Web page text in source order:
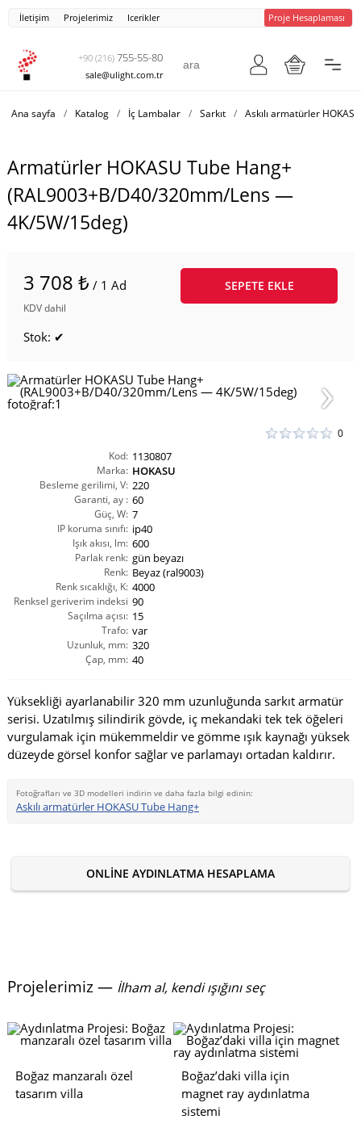
İletişim Projelerimiz Icerikler Proje Hesaplaması
+90 (216) 755-55-80
sale@ulight.com.tr
Ana sayfa / Katalog / İç Lambalar / Sarkıt / Askılı armatürler
Armatürler HOKASU Tube Hang+
(RAL9003+B/D40/320mm/Lens —
4K/5W/15deg)
3 708 ₺ / 1 Ad
KDV dahil
SEPETE EKLE
Stok: ✔
0
Kod: 1130807
Marka: HOKASU
Besleme gerilimi, V: 220
Garanti, ay : 60
Güç, W: 7
IP koruma sınıfı: ip40
Işık akısı, lm: 600
Parlak renk: gün beyazı
Renk: Beyaz (ral9003)
Renk sıcaklığı, K: 4000
Renksel geriverim indeksi
CRI(Ra):
90
Saçılma açısı: 15
Trafo: var
Uzunluk, mm: 320
Çap, mm: 40
Yüksekliği ayarlanabilir 320 mm uzunluğunda sarkıt armatür
serisi. Uzatılmış silindirik gövde, iç mekandaki tek tek öğeleri
vurgulamak için mükemmeldir ve gömme ışık kaynağı yüksek
düzeyde görsel konfor sağlar ve parlamayı ortadan kaldırır.
Fotoğrafları ve 3D modelleri indirin ve daha fazla bilgi edinin:
Askılı armatürler HOKASU Tube Hang+
ONLINE AYDINLATMA HESAPLAMA
Projelerimiz — İlham al, kendi ışığını seç
Boğaz manzaralı özel
tasarım villa
Boğaz’daki villa için
magnet ray aydınlatma
sistemi